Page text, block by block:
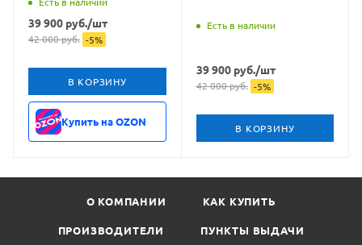
39 900 руб./шт
42 000руб. -5%
В КОРЗИНУ
Купить на OZON
Есть в наличии
39 900руб./шт
42 000руб. -5%
В КОРЗИНУ
О КОМПАНИИ КАК КУПИТЬ
ПРОИЗВОДИТЕЛИ ПУНКТЫ ВЫДАЧИ